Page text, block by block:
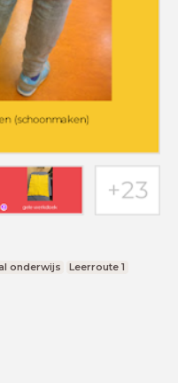
onderwijs Leerroute 1